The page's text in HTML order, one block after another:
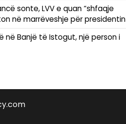
sonte, LVV e quan “shfaqje
në marrëveshje për presidentin
në Banjë të Istogut, një person i